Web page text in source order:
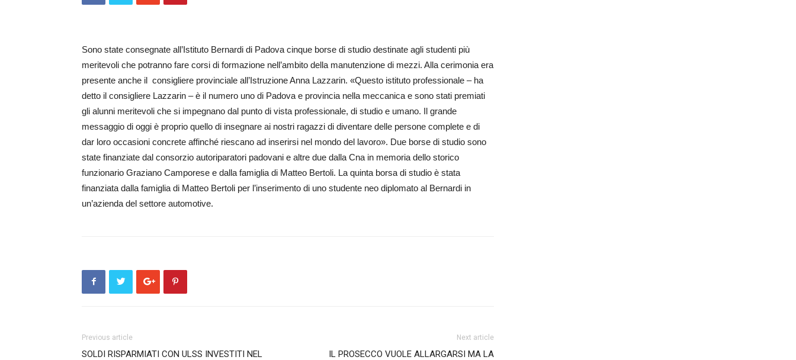
Sono state consegnate all’­Istituto Bernardi di Padova cinque borse di studio destinate agli studenti più
meritevoli che potranno fare c­o­rsi di formazione nell’ambito del­la manutenzione di mezzi. Alla c­e­­­rimonia era
presente anche il c­­­­­­­­­­­o­­nsigliere provinciale all’­Ist­ruzione Anna Lazzarin. «Qu­esto istituto professionale – ha
detto il consigliere Lazzarin – è il numero uno di Padova e provincia nella meccanica e sono stati premiati
gli alunni meritevoli che si impegnano dal punto di vista professionale, di studio e umano. Il gr­ande
messaggio di oggi è proprio quello di insegnare ai nostri ragazzi di diventare delle persone complete e di
dar loro occasioni concrete affinché riescano ad inserirsi nel mondo del lavoro». Due borse di studio sono
state finanziate dal consorzio aut­oriparatori padovani e altre due dalla Cna in memoria dello storico
funzionario Graziano Ca­mporese e dalla famiglia di Matteo Bertoli. La quinta borsa di studio è stata
finanziata dalla famiglia di Matteo Bertoli per l’inserimento di uno studente neo diplomato al Bernardi in
un’azienda del settore automotive.
Previous article
SOLDI RISPARMIATI CON ULSS INVESTITI NEL
Next article
IL PROSECCO VUOLE ALLARGARSI MA LA